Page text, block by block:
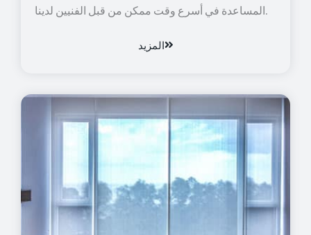
المساعدة في أسرع وقت ممكن من قبل الفنيين لدينا.
المزيد